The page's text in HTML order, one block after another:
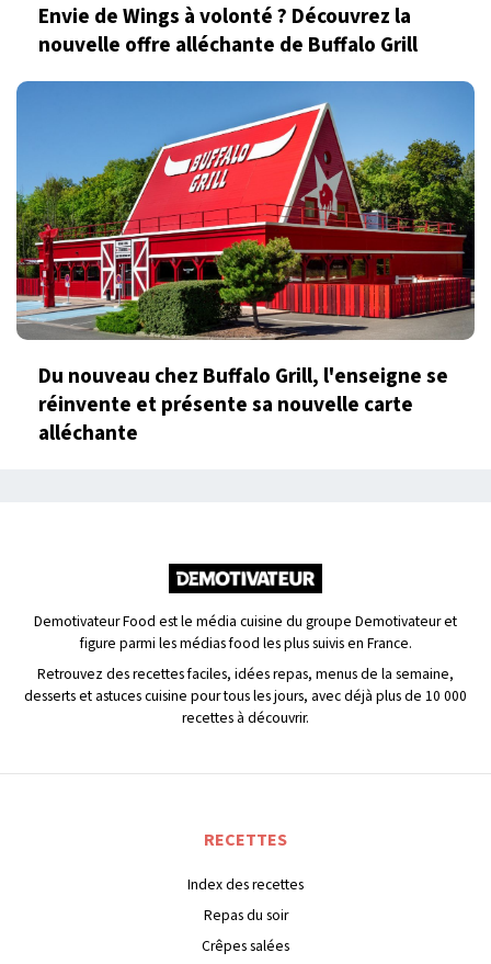
Envie de Wings à volonté ? Découvrez la
nouvelle offre alléchante de Buffalo Grill
Du nouveau chez Buffalo Grill, l'enseigne se
réinvente et présente sa nouvelle carte
alléchante
Demotivateur Food est le média cuisine du groupe Demotivateur et
figure parmi les médias food les plus suivis en France.
Retrouvez des recettes faciles, idées repas, menus de la semaine,
desserts et astuces cuisine pour tous les jours, avec déjà plus de 10 000
recettes à découvrir.
RECETTES
Index des recettes
Repas du soir
Crêpes salées